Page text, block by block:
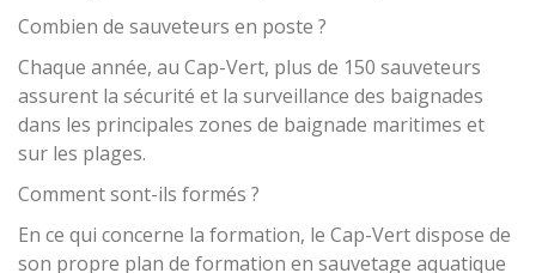
Combien de sauveteurs en poste ?
Chaque année, au Cap-Vert, plus de 150 sauveteurs
assurent la sécurité et la surveillance des baignades
dans les principales zones de baignade maritimes et
sur les plages.
Comment sont-ils formés ?
En ce qui concerne la formation, le Cap-Vert dispose de
son propre plan de formation en sauvetage aquatique